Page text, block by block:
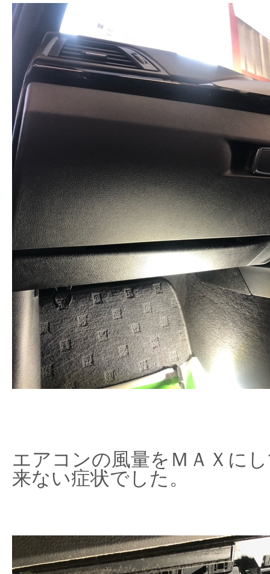
エアコンの風量をＭＡＸに
来ない症状でした。